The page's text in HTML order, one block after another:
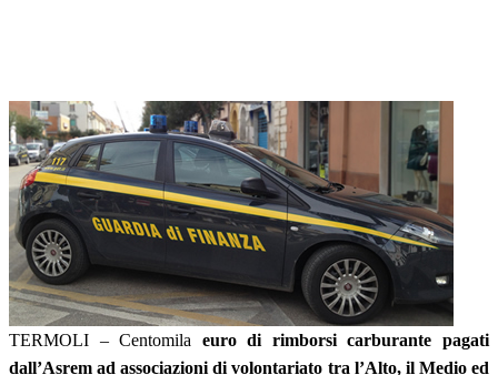
TERMOLI – Centomila euro di rimborsi carburante pagati
dall’Asrem ad associazioni di volontariato tra l’Alto, il Medio ed